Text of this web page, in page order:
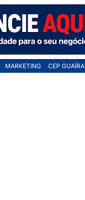
MARKETING CEP GUAÍRA